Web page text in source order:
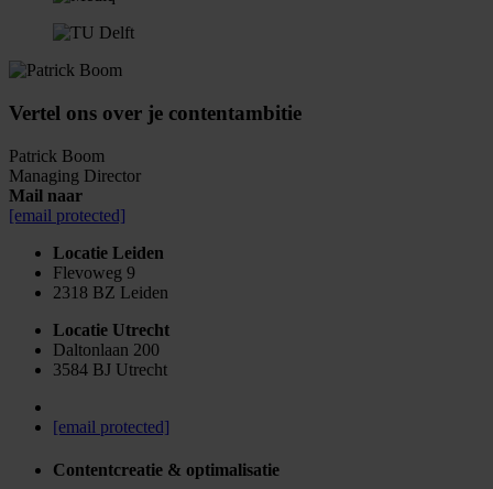
Vertel ons over je contentambitie
Patrick Boom
Managing Director
Mail naar
[email protected]
Locatie Leiden
Flevoweg 9
2318 BZ Leiden
Locatie Utrecht
Daltonlaan 200
3584 BJ Utrecht
[email protected]
Contentcreatie & optimalisatie